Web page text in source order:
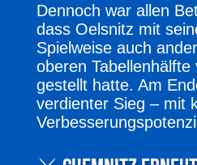
Dennoch war allen
dass Oelsnitz mit
Spielweise auch
oberen
gestellt hatte. Am
verdienter Sieg – mit